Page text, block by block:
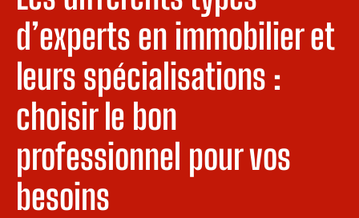
d’experts en immobilier et
leurs spécialisations :
choisir le bon
professionnel pour vos
besoins